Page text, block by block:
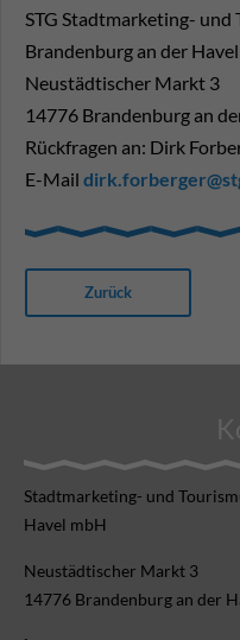
STG Stadtmarketing- und
Brandenburg an der
Neustädtischer Markt 3
14776 Brandenburg an
Rückfragen an: Dirk
E-Mail
Zurück
Stadtmarketing- und
Havel mbH
Neustädtischer Markt 3
14776 Brandenburg an der